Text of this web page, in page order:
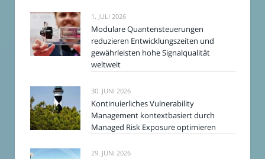
1. JULI 2026
Modulare Quantensteuerungen
reduzieren Entwicklungszeiten und
gewährleisten hohe Signalqualität
weltweit
30. JUNI 2026
Kontinuierliches Vulnerability
Management kontextbasiert durch
Managed Risk Exposure optimieren
29. JUNI 2026